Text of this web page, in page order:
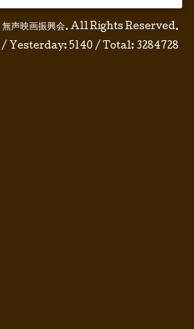
無声映画振興会. All Rights Reserved.
/ Yesterday: 5140 / Total: 3284728